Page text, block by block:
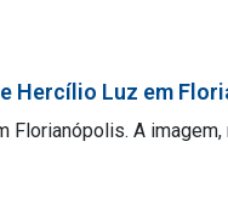
Hercílio Luz em
A